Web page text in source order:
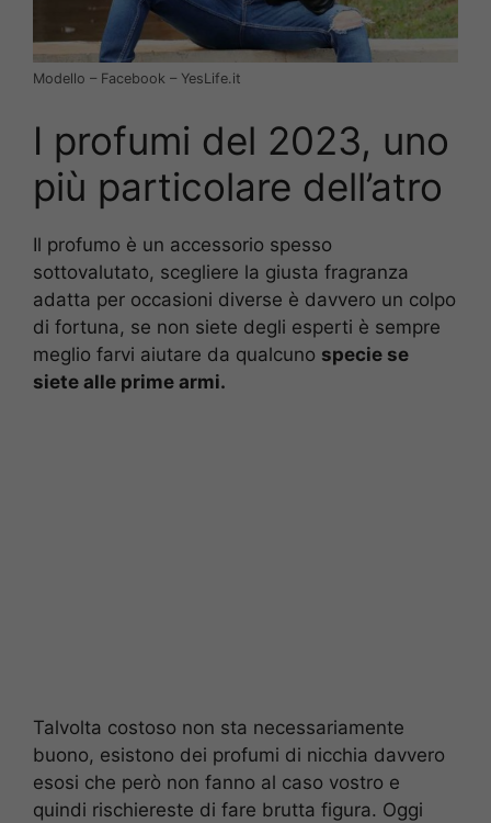
Modello – Facebook – YesLife.it
I profumi del 2023, uno
più particolare dell’atro
Il profumo è un accessorio spesso
sottovalutato, scegliere la giusta fragranza
adatta per occasioni diverse è davvero un colpo
di fortuna, se non siete degli esperti è sempre
meglio farvi aiutare da qualcuno specie se
siete alle prime armi.
Talvolta costoso non sta necessariamente
buono, esistono dei profumi di nicchia davvero
esosi che però non fanno al caso vostro e
quindi rischiereste di fare brutta figura. Oggi